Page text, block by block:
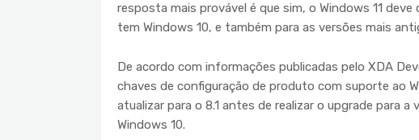
resposta mais provável é que sim, o Windows 11
tem Windows 10, e também para as versões mais
De acordo com informações publicadas pelo XDA
chaves de configuração de produto com suporte ao
atualizar para o 8.1 antes de realizar o upgrade para
Windows 10.